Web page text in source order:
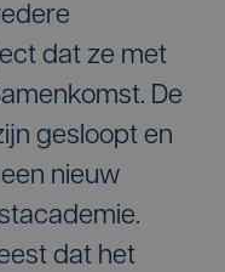
dat ze met
De
gesloopt en
nieuw
dat het